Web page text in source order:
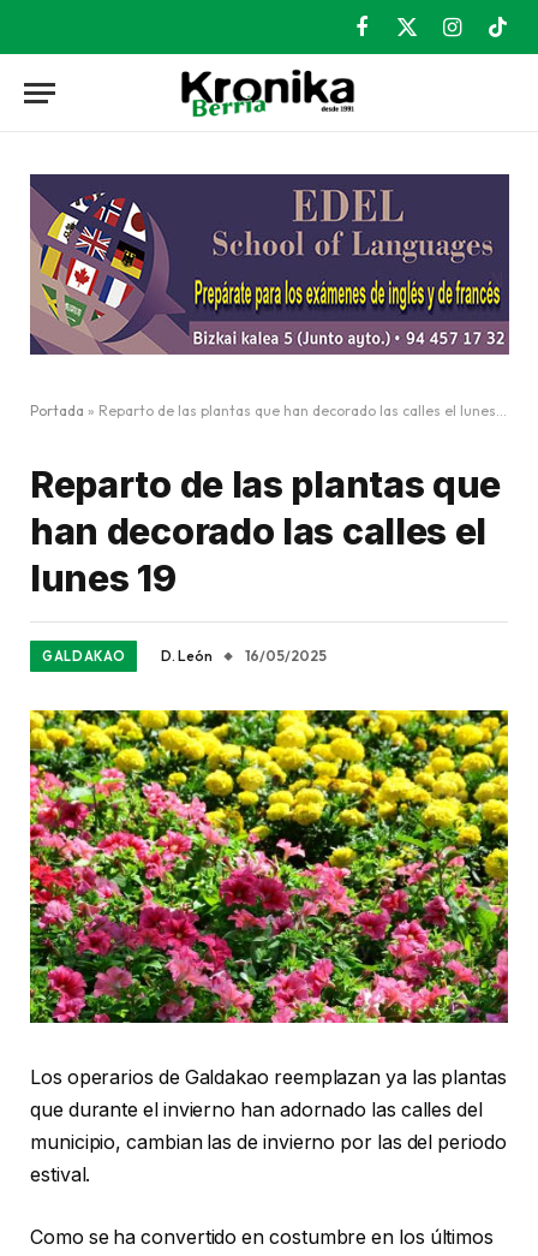
Facebook
X
Instagram
Portada » Reparto de las plantas que han decorado las calles el lunes 19
Reparto de las plantas que
han decorado las calles el
lunes 19
GALDAKAO D. León 16/05/2025
Los operarios de Galdakao reemplazan ya las plantas
que durante el invierno han adornado las calles del
municipio, cambian las de invierno por las del periodo
estival.
Como se ha convertido en costumbre en los últimos